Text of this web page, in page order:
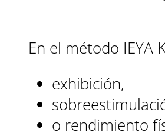
En el método IEYA
exhibición,
o rendimiento